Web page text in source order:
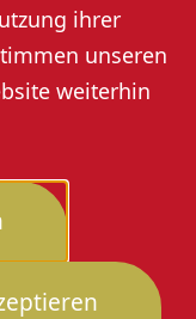
ihrer
unseren
weiterhin